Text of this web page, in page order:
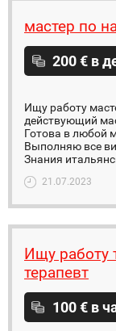
мастер по
200 € в
Ищу работу
действующий
Готова в любой
Выполняю все
Знания
21.07.2023
Ищу работу
терапевт
100 € в